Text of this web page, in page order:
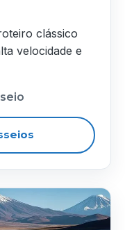
clássico
velocidade e